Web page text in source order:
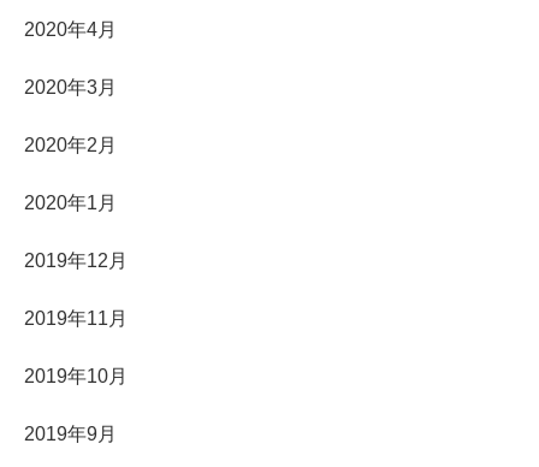
2020年4月
2020年3月
2020年2月
2020年1月
2019年12月
2019年11月
2019年10月
2019年9月